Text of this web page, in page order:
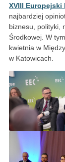
XVIII
najbardziej
biznesu, polityki,
Środkowej. W
kwietnia w
w Katowicach.